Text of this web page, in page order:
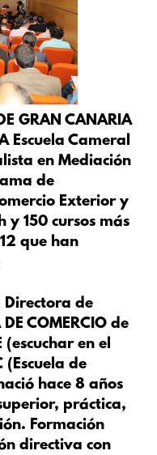
GRAN CANARIA
Escuela Cameral
en Mediación
de
Exterior y
y 150 cursos más
que han
Directora de
COMERCIO de
(escuchar en el
(Escuela de
hace 8 años
práctica,
Formación
directiva con